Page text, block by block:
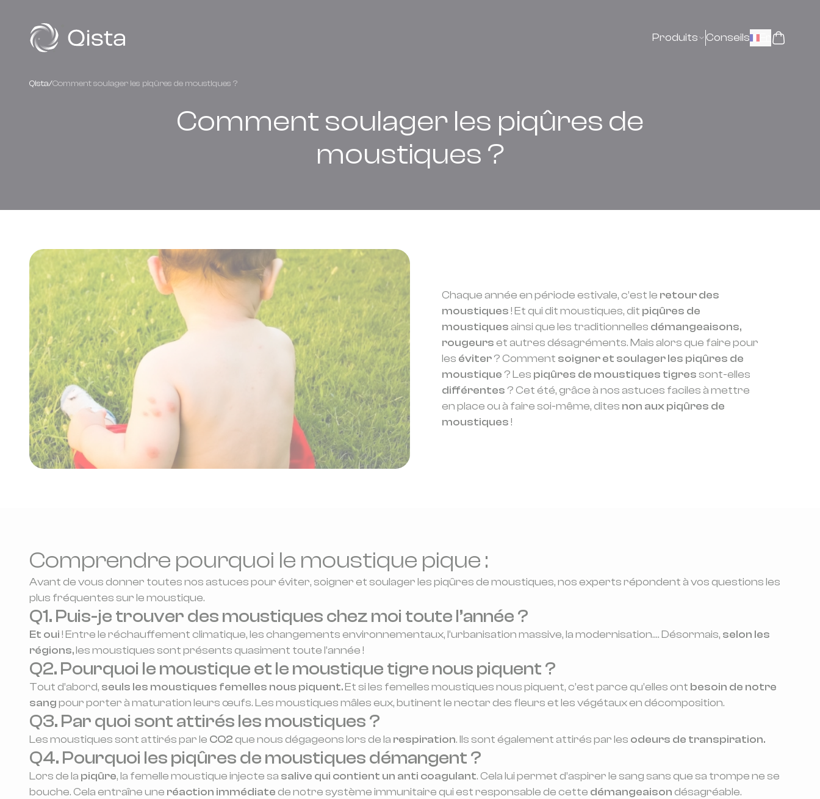
Produits Conseils
Qista/Comment soulager les piqûres de moustiques ?
Comment soulager les piqûres de
moustiques ?
Chaque année en période estivale, c’est le retour des
moustiques! Et qui dit moustiques, dit piqûres de
moustiques ainsi que les traditionnelles démangeaisons,
rougeurset autres désagréments. Mais alors que faire pour
les éviter? Comment soigner et soulager les piqûres de
moustique ? Les piqûres de moustiques tigres sont-elles
différentes ? Cet été, grâce à nos astuces faciles à mettre
en place ou à faire soi-même, dites non aux piqûres de
moustiques!
Comprendre pourquoi le moustique pique :
Avant de vous donner toutes nos astuces pour éviter, soigner et soulager les piqûres de moustiques, nos experts répondent à vos questions les
plus fréquentes sur le moustique.
Q1. Puis-je trouver des moustiques chez moi toute l’année ?
Et oui! Entre le réchauffement climatique, les changements environnementaux, l’urbanisation massive, la modernisation…. Désormais, selon les
régions,les moustiques sont présents quasiment toute l’année !
Q2. Pourquoi le moustique et le moustique tigre nous piquent ?
Tout d’abord, seuls les moustiques femelles nous piquent.Et si les femelles moustiques nous piquent, c’est parce qu’elles ont besoin de notre
sangpour porter à maturation leurs œufs. Les moustiques mâles eux, butinent le nectar des fleurs et les végétaux en décomposition.
Q3. Par quoi sont attirés les moustiques ?
Les moustiques sont attirés par le CO2que nous dégageons lors de la respiration. Ils sont également attirés par les odeurs de transpiration.
Q4. Pourquoi les piqûres de moustiques démangent ?
Lors de la piqûre, la femelle moustique injecte sa salive qui contient un anti coagulant. Cela lui permet d’aspirer le sang sans que sa trompe ne se
bouche. Cela entraîne une réaction immédiatede notre système immunitaire qui est responsable de cette démangeaisondésagréable.